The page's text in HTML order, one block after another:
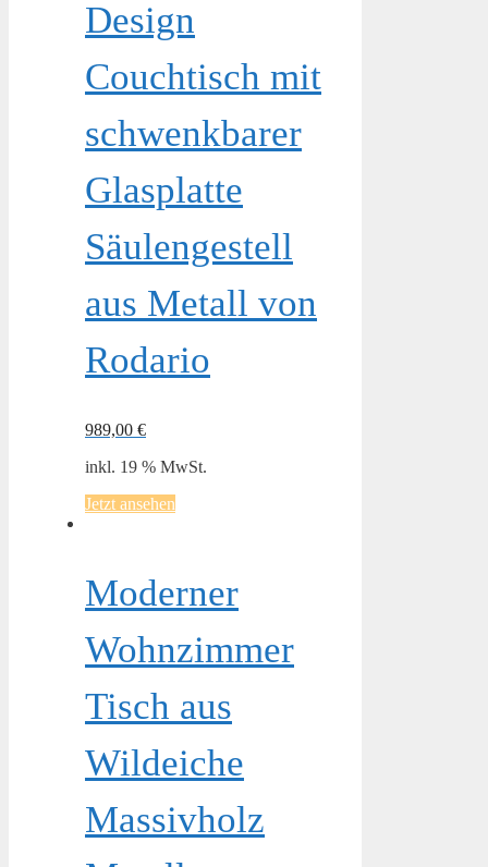
Design
Couchtisch mit
schwenkbarer
Glasplatte
Säulengestell
aus Metall von
Rodario
989,00 €
inkl. 19 % MwSt.
Jetzt ansehen
Moderner
Wohnzimmer
Tisch aus
Wildeiche
Massivholz